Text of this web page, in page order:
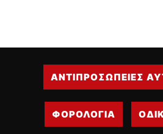
ΠΩΛΗΣΕΙΣ
ΠΡΟΣΦΟΡΕΣ
ΑΝΤΙΠΡΟΣΩΠΕΙΕΣ
ΦΟΡΟΛΟΓΙΑ